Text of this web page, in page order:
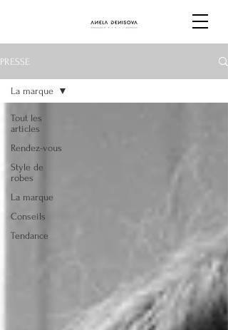
PRESSE
Tout les
articles
Rendez-vous
Style de
robes
La marque
Conseils
Tendance
La marque